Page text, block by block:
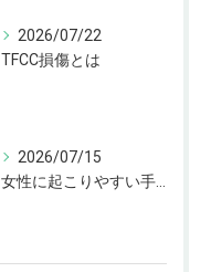
2026/07/22
TFCC損傷とは
2026/07/15